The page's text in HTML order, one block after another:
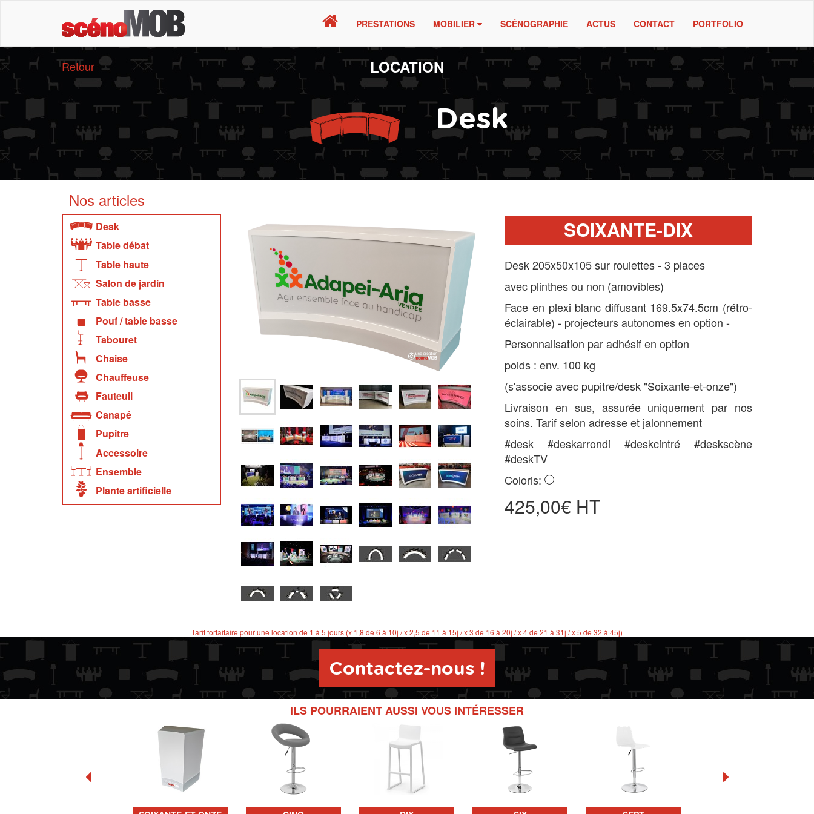
PRESTATIONS MOBILIER SCÉNOGRAPHIE ACTUS CONTACT PORTFOLIO
Retour LOCATION
Desk
Nos articles
Desk
Table débat
Table haute
Salon de jardin
Table basse
Pouf / table basse
Tabouret
Chaise
Chauffeuse
Fauteuil
Canapé
Pupitre
Accessoire
Ensemble
Plante artificielle
SOIXANTE-DIX
Desk 205x50x105 sur roulettes - 3 places
avec plinthes ou non (amovibles)
Face en plexi blanc diffusant 169.5x74.5cm (rétro-
éclairable) - projecteurs autonomes en option -
Personnalisation par adhésif en option
poids : env. 100 kg
(s'associe avec pupitre/desk "Soixante-et-onze")
Livraison en sus, assurée uniquement par nos
soins. Tarif selon adresse et jalonnement
#desk #deskarrondi #deskcintré #deskscène
#deskTV
Coloris:
425,00€ HT
Tarif forfaitaire pour une location de 1 à 5 jours (x 1,8 de 6 à 10j / x 2,5 de 11 à 15j / x 3 de 16 à 20j / x 4 de 21 à 31j / x 5 de 32 à 45j)
Contactez-nous !
ILS POURRAIENT AUSSI VOUS INTÉRESSER